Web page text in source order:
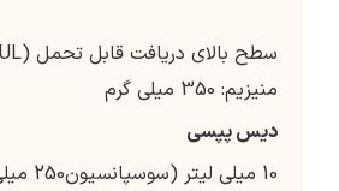
منیزیم: 350 میلی گرم
دیس پپسی